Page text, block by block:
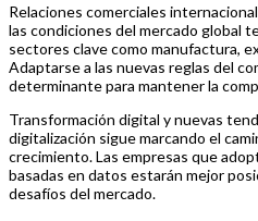
Relaciones comerciales
las condiciones del mercado global
sectores clave como manufactura,
Adaptarse a las nuevas reglas del
determinante para mantener la
Transformación digital y nuevas
digitalización sigue marcando el
crecimiento. Las empresas que
basadas en datos estarán mejor
desafíos del mercado.